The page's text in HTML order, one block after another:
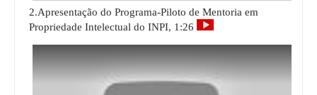
2.Apresentação do Programa-Piloto de Mentoria em
Propriedade Intelectual do INPI, 1:26